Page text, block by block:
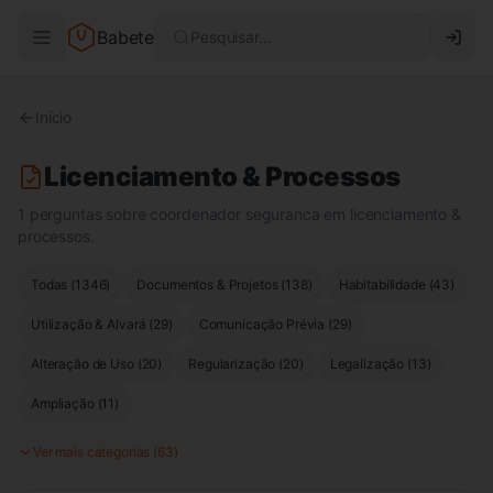
Babete Pesquisar...
Início
Licenciamento & Processos
1 perguntas sobre coordenador seguranca em licenciamento &
processos.
Todas (1346) Documentos & Projetos (138) Habitabilidade (43)
Utilização & Alvará (29) Comunicação Prévia (29)
Alteração de Uso (20) Regularização (20) Legalização (13)
Ampliação (11 )
Ver mais categorias (63)